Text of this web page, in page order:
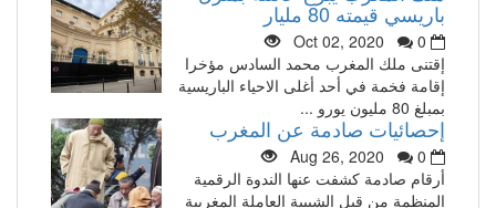
باريسي قيمته 80 مليار
Oct 02, 2020
0
إقتنى ملك المغرب محمد السادس مؤخرا
إقامة فخمة في أحد أغلى الاحياء الباريسية
بمبلغ 80 مليون يورو ...
إحصائيات صادمة عن المغرب
Aug 26, 2020
0
أرقام صادمة كشفت عنها الندوة الرقمية
المنظمة من قبل الشبيبة العاملة المغربية